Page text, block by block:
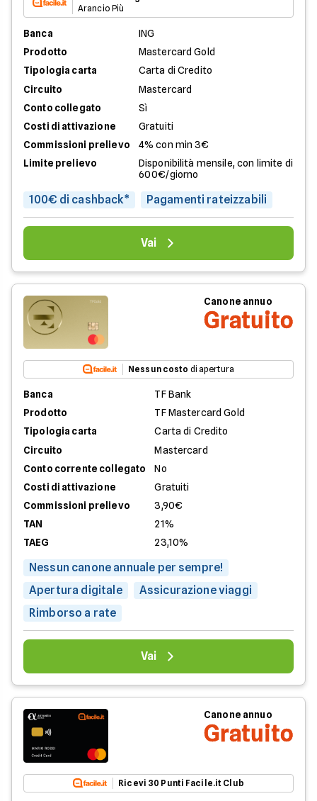
Arancio Più
Banca
ING
Prodotto
Mastercard Gold
Tipologia carta
Carta di Credito
Circuito
Mastercard
Conto collegato
Sì
Costi di attivazione
Gratuiti
Commissioni prelievo
4% con min 3€
Limite prelievo
Disponibilità mensile, con limite di
600€/giorno
100€ di cashback* Pagamenti rateizzabili
Vai
Canone annuo
Gratuito
Nessun costo di apertura
Banca
TF Bank
Prodotto
TF Mastercard Gold
Tipologia carta
Carta di Credito
Circuito
Mastercard
Conto corrente collegato
No
Costi di attivazione
Gratuiti
Commissioni prelievo
3,90€
TAN
21%
TAEG
23,10%
Nessun canone annuale per sempre!
Apertura digitale
Assicurazione viaggi
Rimborso a rate
Vai
Canone annuo
Gratuito
Ricevi 30 Punti Facile.it Club